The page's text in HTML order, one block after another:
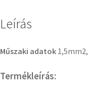
Leírás
Műszaki adatok
Termékleírás: